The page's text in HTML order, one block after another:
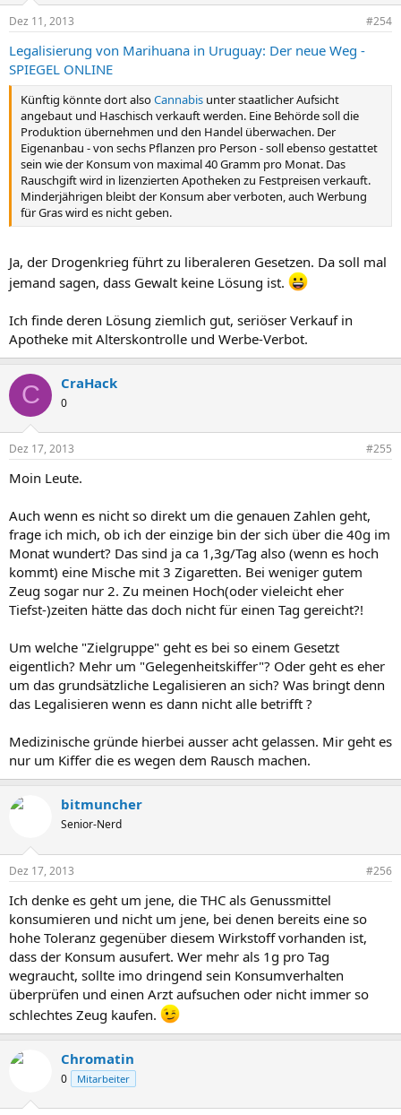
Dez 11, 2013 #254
Legalisierung von Marihuana in Uruguay: Der neue Weg -
SPIEGEL ONLINE
Künftig könnte dort alsoCannabis unter staatlicher Aufsicht
angebaut und Haschisch verkauft werden. Eine Behörde soll die
Produktion übernehmen und den Handel überwachen. Der
Eigenanbau - von sechs Pflanzen pro Person - soll ebenso gestattet
sein wie der Konsum von maximal 40 Gramm pro Monat. Das
Rauschgift wird in lizenzierten Apotheken zu Festpreisen verkauft.
Minderjährigen bleibt der Konsum aber verboten, auch Werbung
für Gras wird es nicht geben.
Ja, der Drogenkrieg führt zu liberaleren Gesetzen. Da soll mal
jemand sagen, dass Gewalt keine Lösung ist.
Ich finde deren Lösung ziemlich gut, seriöser Verkauf in
Apotheke mit Alterskontrolle und Werbe-Verbot.
C CraHack
0
Dez 17, 2013 #255
Moin Leute.
Auch wenn es nicht so direkt um die genauen Zahlen geht,
frage ich mich, ob ich der einzige bin der sich über die 40g im
Monat wundert? Das sind ja ca 1,3g/Tag also (wenn es hoch
kommt) eine Mische mit 3 Zigaretten. Bei weniger gutem
Zeug sogar nur 2. Zu meinen Hoch(oder vieleicht eher
Tiefst-)zeiten hätte das doch nicht für einen Tag gereicht?!
Um welche "Zielgruppe" geht es bei so einem Gesetzt
eigentlich? Mehr um "Gelegenheitskiffer"? Oder geht es eher
um das grundsätzliche Legalisieren an sich? Was bringt denn
das Legalisieren wenn es dann nicht alle betrifft ?
Medizinische gründe hierbei ausser acht gelassen. Mir geht es
nur um Kiffer die es wegen dem Rausch machen.
bitmuncher
Senior-Nerd
Dez 17, 2013 #256
Ich denke es geht um jene, die THC als Genussmittel
konsumieren und nicht um jene, bei denen bereits eine so
hohe Toleranz gegenüber diesem Wirkstoff vorhanden ist,
dass der Konsum ausufert. Wer mehr als 1g pro Tag
wegraucht, sollte imo dringend sein Konsumverhalten
überprüfen und einen Arzt aufsuchen oder nicht immer so
schlechtes Zeug kaufen.
Chromatin
0 Mitarbeiter